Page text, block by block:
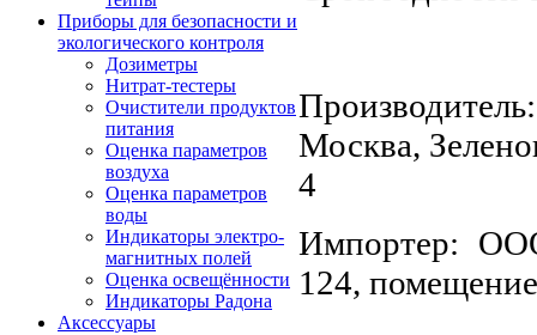
Приборы для безопасности и
экологического контроля
Дозиметры
Нитрат-тестеры
Очистители продуктов
питания
Оценка параметров
воздуха
Оценка параметров
воды
Индикаторы электро-
магнитных полей
Оценка освещённости
Индикаторы Радона
Аксессуары
Москва,
4
Импортер:
124,